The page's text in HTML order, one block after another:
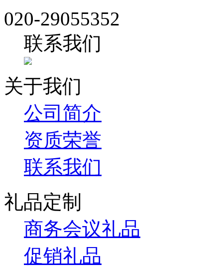
020-29055352
联系我们
关于我们
公司简介
资质荣誉
联系我们
礼品定制
商务会议礼品
促销礼品